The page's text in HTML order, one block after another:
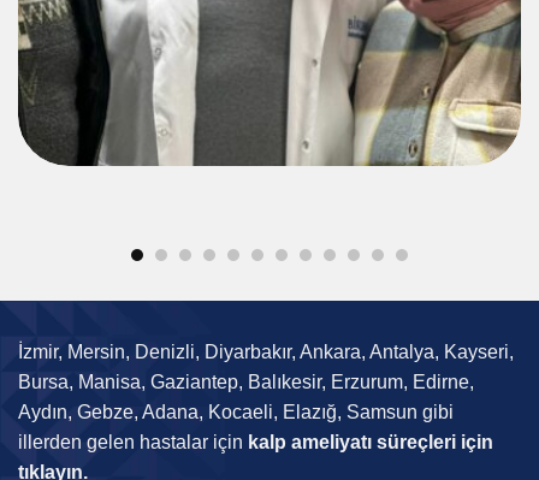
İzmir, Mersin, Denizli, Diyarbakır, Ankara, Antalya, Kayseri,
Bursa, Manisa, Gaziantep, Balıkesir, Erzurum, Edirne,
Aydın, Gebze, Adana, Kocaeli, Elazığ, Samsun gibi
illerden gelen hastalar için kalp ameliyatı süreçleri için
tıklayın.